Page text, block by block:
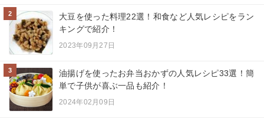
2
大豆を使った料理22選！和食など人気レシピをラン
キングで紹介！
2023年09月27日
3
油揚げを使ったお弁当おかずの人気レシピ33選！簡
単で子供が喜ぶ一品も紹介！
2024年02月09日